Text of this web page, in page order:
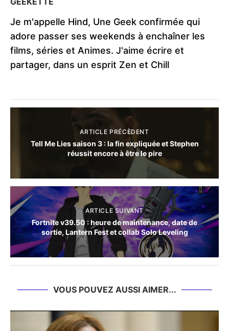
Je m'appelle Hind, Une Geek confirmée qui
adore passer ses weekends à enchaîner les
films, séries et Animes. J'aime écrire et
partager, dans un esprit Zen et Chill
ARTICLE PRÉCÈDENT
Tell Me Lies saison 3 : la fin expliquée et Stephen
réussit encore à être le pire
ARTICLE SUIVANT
Fortnite v39.50 : heure de maintenance, date de
sortie, Lantern Fest et collab Solo Leveling
VOUS POUVEZ AUSSI AIMER...